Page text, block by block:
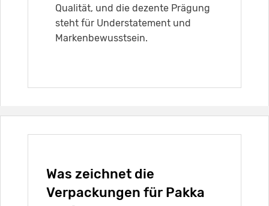
Qualität, und die dezente Prägung
steht für Understatement und
Markenbewusstsein.
Was zeichnet die
Verpackungen für Pakka